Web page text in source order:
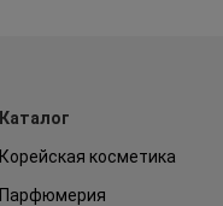
Каталог
Корейская косметика
Парфюмерия